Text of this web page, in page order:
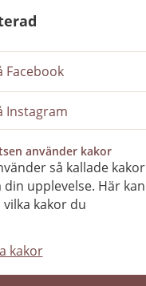
använder kakor
så kallade kakor
upplevelse. Här kan
kakor du
kakor
Facebook
Instagram